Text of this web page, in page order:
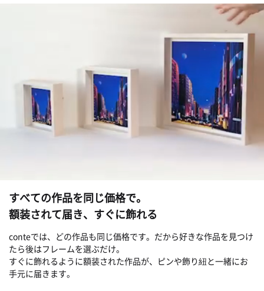
すべての作品を同じ価格で。
額装されて届き、すぐに飾れる
conteでは、どの作品も同じ価格です。だから好きな作品を見つけ
たら後はフレームを選ぶだけ。
すぐに飾れるように額装された作品が、ピンや飾り紐と一緒にお
手元に届きます。